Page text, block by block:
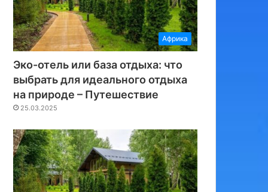
Африка
Эко-отель или база отдыха: что
выбрать для идеального отдыха
на природе – Путешествие
25.03.2025